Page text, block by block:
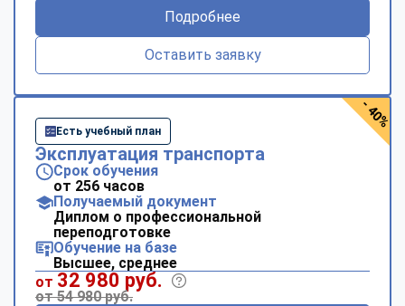
Подробнее
Оставить заявку
Есть учебный план
Эксплуатация транспорта
Срок обучения
от 256 часов
Получаемый документ
Диплом о профессиональной
переподготовке
Обучение на базе
Высшее, среднее
от 32 980 руб.
от 54 980 руб.
- 40%
Свяжитесь с нами через любой удобный мессенджер!
Telegram
Vkontakte EMail
Max